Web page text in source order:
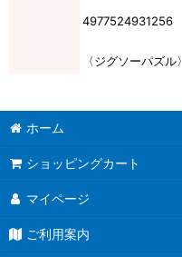
4977524931256
〈ジグソーパズル〉
ホーム
ショッピングカート
マイページ
ご利用案内